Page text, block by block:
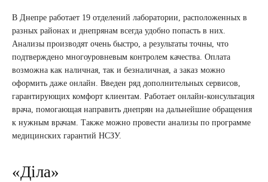
В Днепре работает 19 отделений лаборатории, расположенных в
разных районах и днепрянам всегда удобно попасть в них.
Анализы производят очень быстро, а результаты точны, что
подтверждено многоуровневым контролем качества. Оплата
возможна как наличная, так и безналичная, а заказ можно
оформить даже онлайн. Введен ряд дополнительных сервисов,
гарантирующих комфорт клиентам. Работает онлайн-консультация
врача, помогающая направить днепрян на дальнейшие обращения
к нужным врачам. Также можно провести анализы по программе
медицинских гарантий НСЗУ.
«Діла»